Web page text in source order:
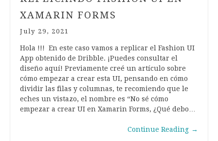
XAMARIN FORMS
July 29, 2021
Hola !!! En este caso vamos a replicar el Fashion UI
App obtenido de Dribble. ¡Puedes consultar el
diseño aquí! Previamente creé un artículo sobre
cómo empezar a crear esta UI, pensando en cómo
dividir las filas y columnas, te recomiendo que le
eches un vistazo, el nombre es “No sé cómo
empezar a crear UI en Xamarin Forms, ¿Qué debo…
Continue Reading →